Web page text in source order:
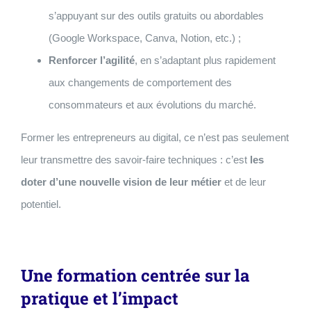
s’appuyant sur des outils gratuits ou abordables
(Google Workspace, Canva, Notion, etc.) ;
Renforcer l’agilité, en s’adaptant plus rapidement
aux changements de comportement des
consommateurs et aux évolutions du marché.
Former les entrepreneurs au digital, ce n’est pas seulement
leur transmettre des savoir-faire techniques : c’est les
doter d’une nouvelle vision de leur métieret de leur
potentiel.
Une formation centrée sur la
pratique et l’impact